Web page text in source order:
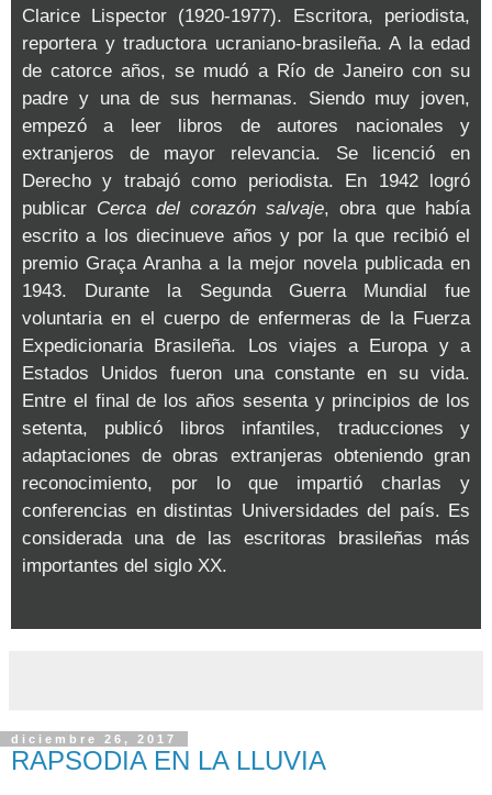
Clarice Lispector (1920-1977). Escritora, periodista,
reportera y traductora ucraniano-brasileña. A la edad
de catorce años, se mudó a Río de Janeiro con su
padre y una de sus hermanas. Siendo muy joven,
empezó a leer libros de autores nacionales y
extranjeros de mayor relevancia. Se licenció en
Derecho y trabajó como periodista. En 1942 logró
publicar Cerca del corazón salvaje, obra que había
escrito a los diecinueve años y por la que recibió el
premio Graça Aranha a la mejor novela publicada en
1943. Durante la Segunda Guerra Mundial fue
voluntaria en el cuerpo de enfermeras de la Fuerza
Expedicionaria Brasileña. Los viajes a Europa y a
Estados Unidos fueron una constante en su vida.
Entre el final de los años sesenta y principios de los
setenta, publicó libros infantiles, traducciones y
adaptaciones de obras extranjeras obteniendo gran
reconocimiento, por lo que impartió charlas y
conferencias en distintas Universidades del país. Es
considerada una de las escritoras brasileñas más
importantes del siglo XX.
diciembre 26, 2017
RAPSODIA EN LA LLUVIA